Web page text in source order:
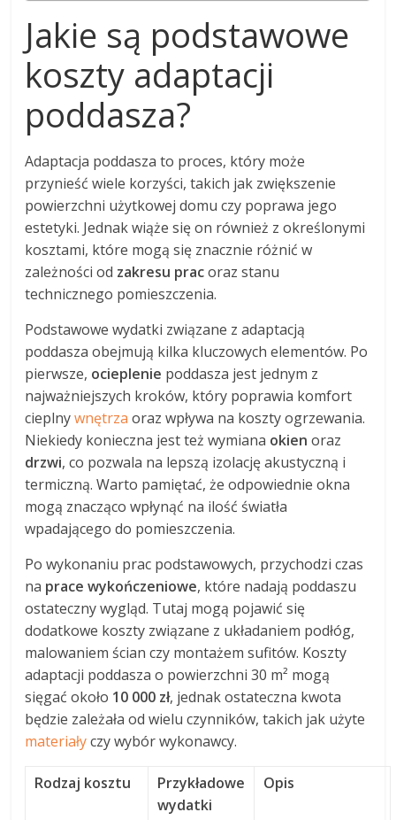
Jakie są podstawowe
koszty adaptacji
poddasza?
Adaptacja poddasza to proces, który może
przynieść wiele korzyści, takich jak zwiększenie
powierzchni użytkowej domu czy poprawa jego
estetyki. Jednak wiąże się on również z określonymi
kosztami, które mogą się znacznie różnić w
zależności od zakresu pracoraz stanu
technicznego pomieszczenia.
Podstawowe wydatki związane z adaptacją
poddasza obejmują kilka kluczowych elementów. Po
pierwsze, ocieplenie poddasza jest jednym z
najważniejszych kroków, który poprawia komfort
cieplnywnętrza oraz wpływa na koszty ogrzewania.
Niekiedy konieczna jest też wymiana okien oraz
drzwi, co pozwala na lepszą izolację akustyczną i
termiczną. Warto pamiętać, że odpowiednie okna
mogą znacząco wpłynąć na ilość światła
wpadającego do pomieszczenia.
Po wykonaniu prac podstawowych, przychodzi czas
na prace wykończeniowe, które nadają poddaszu
ostateczny wygląd. Tutaj mogą pojawić się
dodatkowe koszty związane z układaniem podłóg,
malowaniem ścian czy montażem sufitów. Koszty
adaptacji poddasza o powierzchni 30 m² mogą
sięgać około 10 000 zł, jednak ostateczna kwota
będzie zależała od wielu czynników, takich jak użyte
materiałyczy wybór wykonawcy.
Rodzaj kosztu
Przykładowe
wydatki
Opis